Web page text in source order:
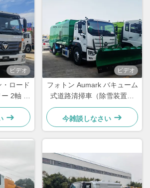
ビデオ
ロード
2軸 バ
掃車
ビデオ
フォトン Aumark バキューム
式道路清掃車（除雪装置付
き）
今雑談しなさい